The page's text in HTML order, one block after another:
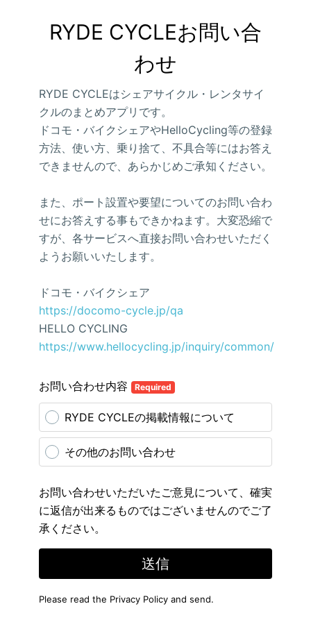
RYDE CYCLEお問い合
わせ
RYDE CYCLEはシェアサイクル・レンタサイ
クルのまとめアプリです。
ドコモ・バイクシェアやHelloCycling等の登録
方法、使い方、乗り捨て、不具合等にはお答え
できませんので、あらかじめご承知ください。
また、ポート設置や要望についてのお問い合わ
せにお答えする事もできかねます。大変恐縮で
すが、各サービスへ直接お問い合わせいただく
ようお願いいたします。
ドコモ・バイクシェア
https://docomo-cycle.jp/qa
HELLO CYCLING
https://www.hellocycling.jp/inquiry/common/
お問い合わせ内容 Required
RYDE CYCLEの掲載情報について
その他のお問い合わせ
お問い合わせいただいたご意見について、確実
に返信が出来るものではございませんのでご了
承ください。
送信
Please read the Privacy Policy and send.